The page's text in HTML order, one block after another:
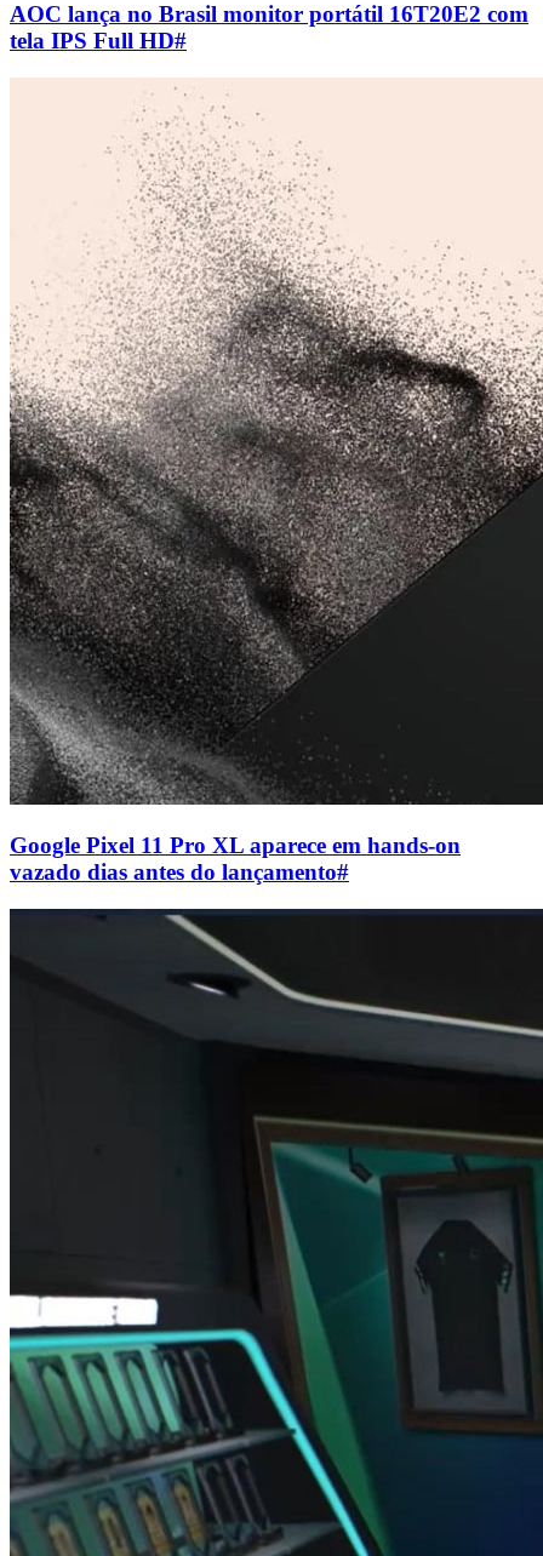
AOC lança no Brasil monitor portátil 16T20E2 com
tela IPS Full HD#
Google Pixel 11 Pro XL aparece em hands-on
vazado dias antes do lançamento#